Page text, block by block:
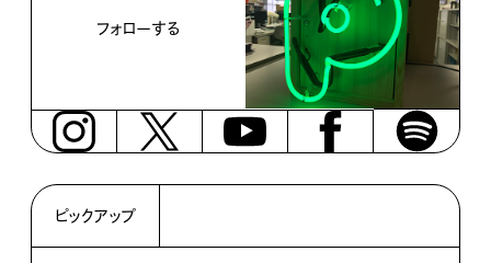
フォローする
ピックアップ